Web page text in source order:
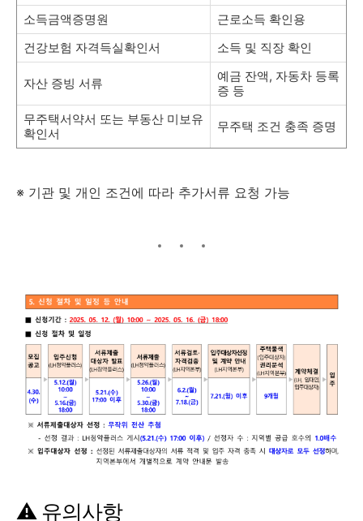
소득금액증명원
근로소득 확인용
건강보험 자격득실확인서
소득 및 직장 확인
자산 증빙 서류
예금 잔액, 자동차 등록
증 등
무주택서약서 또는 부동산 미보유
확인서
무주택 조건 충족 증명
※ 기관 및 개인 조건에 따라 추가서류 요청 가능
⚠️ 유의사항